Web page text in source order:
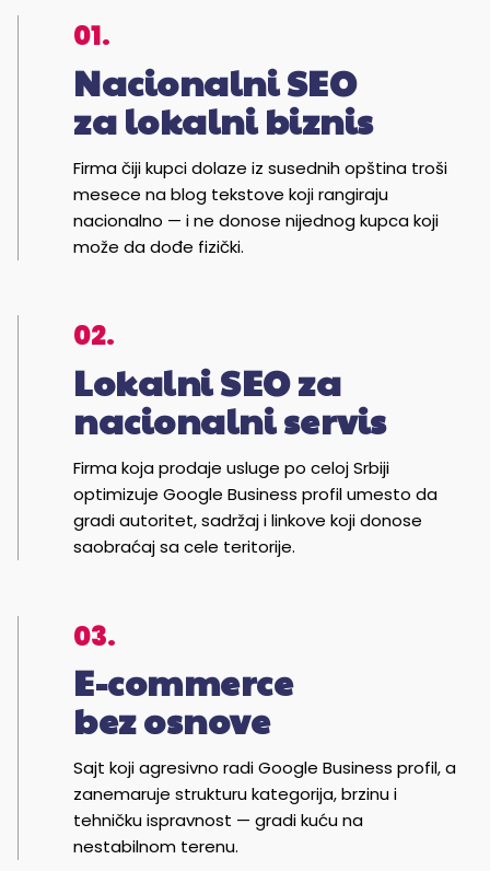
01.
Nacionalni SEO
za lokalni biznis
Firma čiji kupci dolaze iz susednih opština troši
mesece na blog tekstove koji rangiraju
nacionalno — i ne donose nijednog kupca koji
može da dođe fizički.
02.
Lokalni SEO za
nacionalni servis
Firma koja prodaje usluge po celoj Srbiji
optimizuje Google Business profil umesto da
gradi autoritet, sadržaj i linkove koji donose
saobraćaj sa cele teritorije.
03.
E-commerce
bez osnove
Sajt koji agresivno radi Google Business profil, a
zanemaruje strukturu kategorija, brzinu i
tehničku ispravnost — gradi kuću na
nestabilnom terenu.